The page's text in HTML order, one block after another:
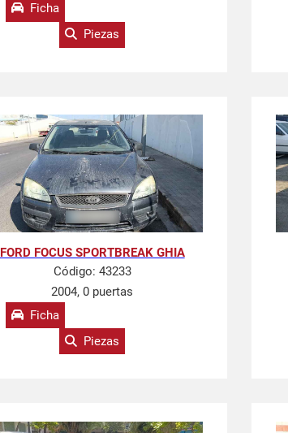
Ficha
Piezas
FORD FOCUS SPORTBREAK GHIA
Código: 43233
2004, 0 puertas
Ficha
Piezas